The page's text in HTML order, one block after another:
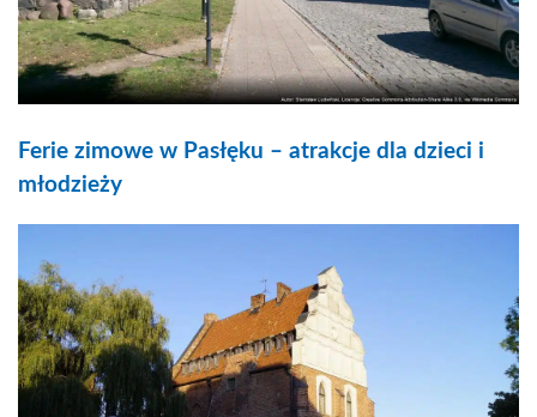
Ferie zimowe w Pasłęku – atrakcje dla dzieci i
młodzieży